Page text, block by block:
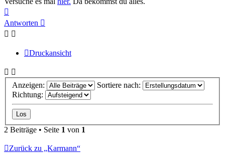
oben
Antworten
Druckansicht
Anzeigen:
Sortiere nach:
Richtung:
2 Beiträge • Seite 1 von 1
Zurück zu „Karmann“